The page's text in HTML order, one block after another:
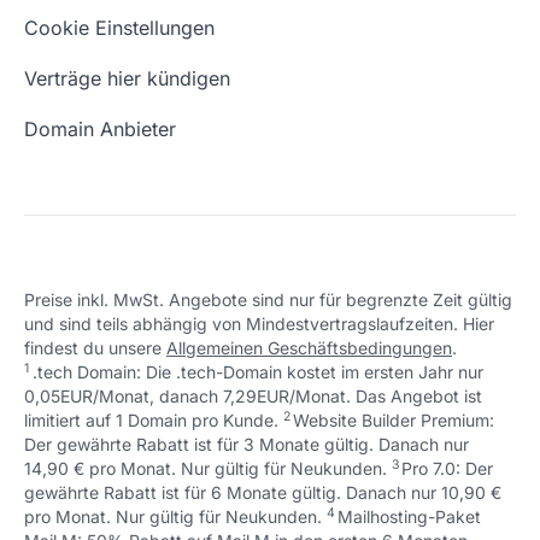
+49 (0) 451 / 70 99 70
support@checkdomain.de
Schön, dass ich dir helfen konnte.
Tut mir leid, du erreichst uns unter:
+49 (0) 451 / 70 99 70
support@checkdomain.de
Schön, dass ich dir helfen konnte.
Tut mir leid, du erreichst uns unter:
+49 (0) 451 / 70 99 70oder
support@checkdomain.de
Schön, dass ich dir helfen konnte.
Tut mir leid, du erreichst uns unter:
+49 (0) 451 / 70 99 70oder
support@checkdomain.de
Schön, dass ich dir helfen konnte.
Tut mir leid, du erreichst uns unter:
+49 (0) 451 / 70 99 70oder
support@checkdomain.de
Domain Umzug
Wie ist meine IP?
Email Adresse erstellen
Cookie Einstellungen
Verträge hier kündigen
Domain Anbieter
Preise inkl. MwSt. Angebote sind nur für begrenzte Zeit gültig
und sind teils abhängig von Mindestvertragslaufzeiten. Hier
findest du unsere Allgemeinen Geschäftsbedingungen.
1 .tech Domain: Die .tech-Domain kostet im ersten Jahr nur
0,05EUR/Monat, danach 7,29EUR/Monat. Das Angebot ist
limitiert auf 1 Domain pro Kunde. ↩ 1
2 Website Builder Premium:
Der gewährte Rabatt ist für 3 Monate gültig. Danach nur
14,90 € pro Monat. Nur gültig für Neukunden. ↩ 1
3 Pro 7.0: Der
gewährte Rabatt ist für 6 Monate gültig. Danach nur 10,90 €
pro Monat. Nur gültig für Neukunden. ↩ 1
4 Mailhosting-Paket